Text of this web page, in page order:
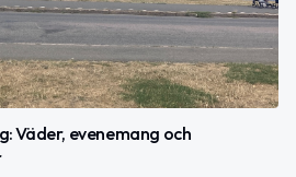
Väder, evenemang och